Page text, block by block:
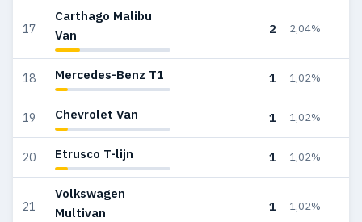
17
Carthago Malibu
Van
2 2,04%
18 Mercedes-Benz T1 1 1,02%
19 Chevrolet Van 1 1,02%
20 Etrusco T-lijn 1 1,02%
21
Volkswagen
Multivan
1 1,02%